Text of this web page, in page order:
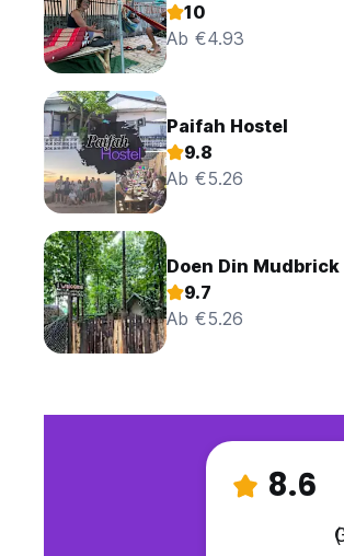
10
Ab €4.93
Paifah Hostel
9.8
Ab €5.26
Doen Din Mudbrick
9.7
Ab €5.26
8.6